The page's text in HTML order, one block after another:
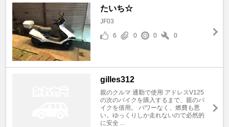
たいち☆
JF03
6
0 0 0
gilles312
親のクルマ 通勤で使用 アドレスV125
の次のバイクを購入するまで、親のバ
イクを借用。 パワーなく、燃費も悪
い。ゆっくりしか走れないので必然的
に安全 ...